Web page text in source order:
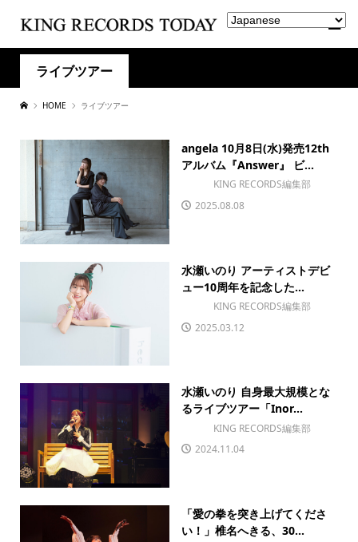
ライブツアー
HOME ライブツアー
angela 10月8日(水)発売12th
アルバム『Answer』 ビ...
KING RECORDS編集部
2025.08.08
水瀬いのり アーティストデビ
ュー10周年を記念した...
KING RECORDS編集部
2025.03.12
水瀬いのり 自身最大規模とな
るライブツアー「Inor...
KING RECORDS編集部
2024.11.04
「愛の拳を突き上げてくださ
い！」椎名へきる、30...